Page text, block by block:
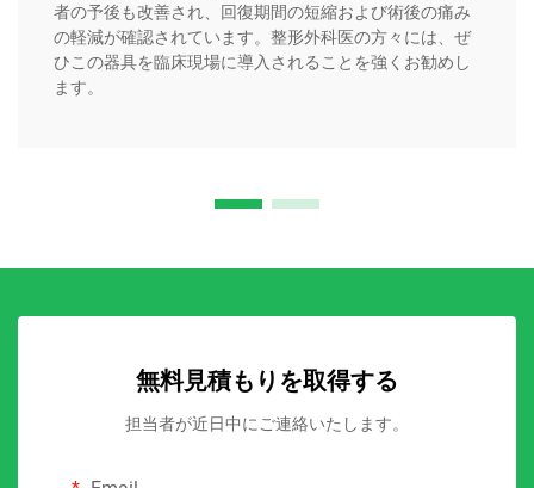
者の予後も改善され、回復期間の短縮および術後の痛み
の軽減が確認されています。整形外科医の方々には、ぜ
ひこの器具を臨床現場に導入されることを強くお勧めし
ます。
無料見積もりを取得する
担当者が近日中にご連絡いたします。